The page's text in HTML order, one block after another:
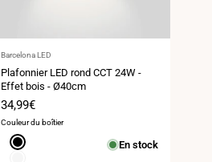
Fournisseur
:
Barcelona LED
Plafonnier LED rond CCT 24W -
Effet bois - Ø40cm
Prix
de
vente
34,99€
Couleur du boîtier
Noir
En stock